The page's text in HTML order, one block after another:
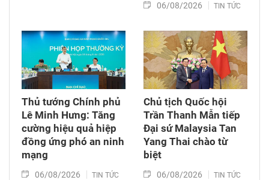
06/08/2026 TIN TỨC
Thủ tướng Chính phủ
Lê Minh Hưng: Tăng
cường hiệu quả hiệp
đồng ứng phó an ninh
mạng
06/08/2026 TIN TỨC
Chủ tịch Quốc hội
Trần Thanh Mẫn tiếp
Đại sứ Malaysia Tan
Yang Thai chào từ
biệt
06/08/2026 TIN TỨC